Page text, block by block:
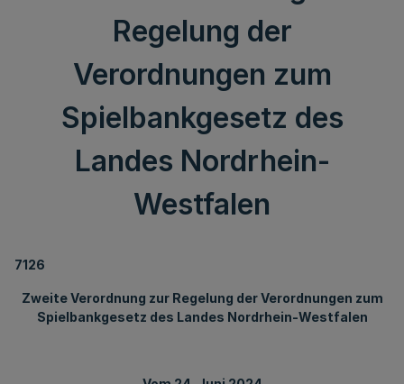
Regelung der
Verordnungen zum
Spielbankgesetz des
Landes Nordrhein-
Westfalen
7126
Zweite Verordnung zur Regelung der Verordnungen zum
Spielbankgesetz des Landes Nordrhein-Westfalen